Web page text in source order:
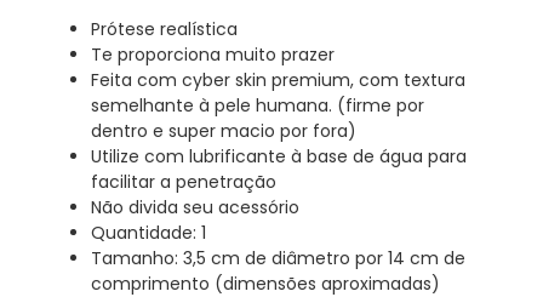
Prótese realística
Te proporciona muito prazer
Feita com cyber skin premium, com textura
semelhante à pele humana. (firme por
dentro e super macio por fora)
Utilize com lubrificante à base de água para
facilitar a penetração
Não divida seu acessório
Quantidade: 1
Tamanho: 3,5 cm de diâmetro por 14 cm de
comprimento (dimensões aproximadas)